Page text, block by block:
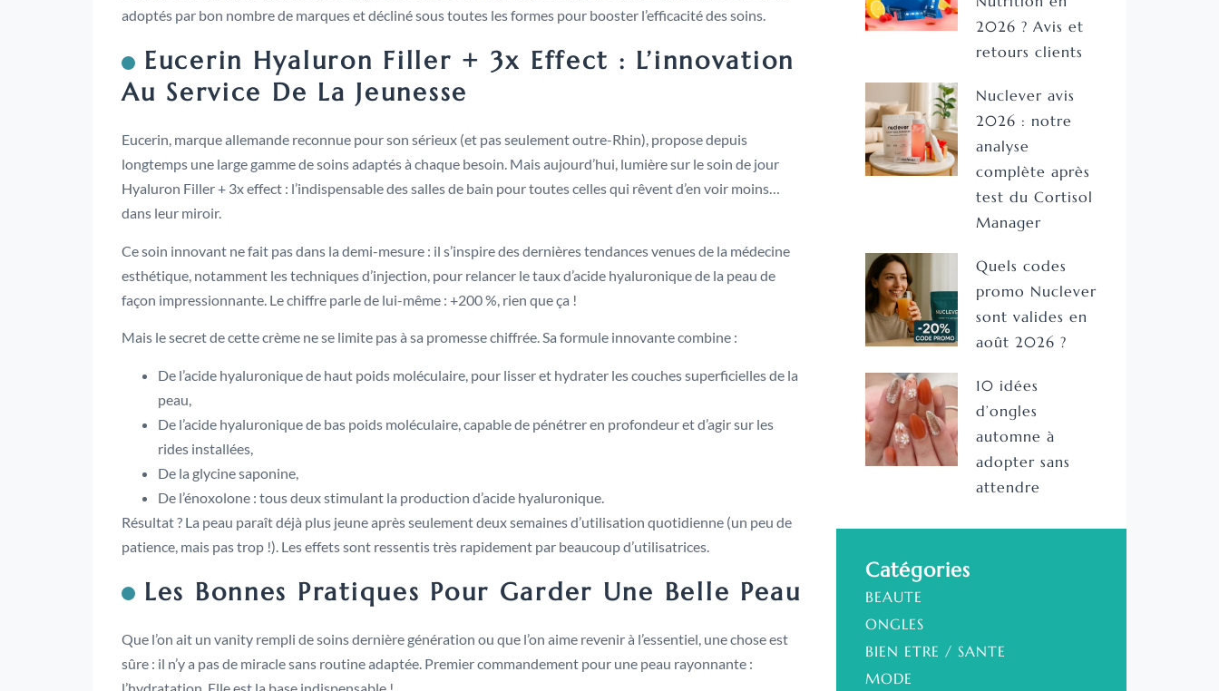
adoptés par bon nombre de marques et décliné sous toutes les formes pour booster l’efficacité des soins.
Eucerin Hyaluron Filler + 3x Effect : L’innovation
Au Service De La Jeunesse
Eucerin, marque allemande reconnue pour son sérieux (et pas seulement outre-Rhin), propose depuis
longtemps une large gamme de soins adaptés à chaque besoin. Mais aujourd’hui, lumière sur le soin de jour
Hyaluron Filler + 3x effect : l’indispensable des salles de bain pour toutes celles qui rêvent d’en voir moins…
dans leur miroir.
Ce soin innovant ne fait pas dans la demi-mesure : il s’inspire des dernières tendances venues de la médecine
esthétique, notamment les techniques d’injection, pour relancer le taux d’acide hyaluronique de la peau de
façon impressionnante. Le chiffre parle de lui-même : +200 %, rien que ça !
Mais le secret de cette crème ne se limite pas à sa promesse chiffrée. Sa formule innovante combine :
De l’acide hyaluronique de haut poids moléculaire, pour lisser et hydrater les couches superficielles de la
peau,
De l’acide hyaluronique de bas poids moléculaire, capable de pénétrer en profondeur et d’agir sur les
rides installées,
De la glycine saponine,
De l’énoxolone : tous deux stimulant la production d’acide hyaluronique.
Résultat ? La peau paraît déjà plus jeune après seulement deux semaines d’utilisation quotidienne (un peu de
patience, mais pas trop !). Les effets sont ressentis très rapidement par beaucoup d’utilisatrices.
Les Bonnes Pratiques Pour Garder Une Belle Peau
Que l’on ait un vanity rempli de soins dernière génération ou que l’on aime revenir à l’essentiel, une chose est
sûre : il n’y a pas de miracle sans routine adaptée. Premier commandement pour une peau rayonnante :
l’hydratation. Elle est la base indispensable !
2026 ? Avis et
retours clients
Nuclever avis
2026 : notre
analyse
complète après
test du Cortisol
Manager
Quels codes
promo Nuclever
sont valides en
août 2026 ?
10 idées
d’ongles
automne à
adopter sans
attendre
Catégories
BEAUTE
ONGLES
BIEN ETRE / SANTE
MODE